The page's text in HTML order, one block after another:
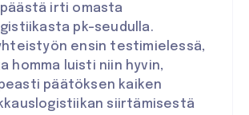
päästä irti omasta
pk-seudulla.
ensin testimielessä,
homma luisti niin hyvin,
päätöksen kaiken
siirtämisestä